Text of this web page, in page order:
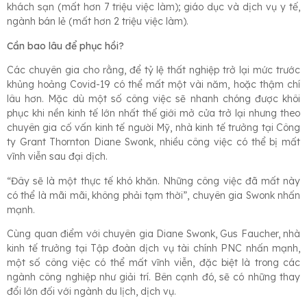
khách sạn (mất hơn 7 triệu việc làm); giáo dục và dịch vụ y tế,
ngành bán lẻ (mất hơn 2 triệu việc làm).
Cần bao lâu để phục hồi?
Các chuyên gia cho rằng, để tỷ lệ thất nghiệp trở lại mức trước
khủng hoảng Covid-19 có thể mất một vài năm, hoặc thậm chí
lâu hơn. Mặc dù một số công việc sẽ nhanh chóng được khôi
phục khi nền kinh tế lớn nhất thế giới mở cửa trở lại nhưng theo
chuyên gia cố vấn kinh tế người Mỹ, nhà kinh tế trưởng tại Công
ty Grant Thornton Diane Swonk, nhiều công việc có thể bị mất
vĩnh viễn sau đại dịch.
“Đây sẽ là một thực tế khó khăn. Những công việc đã mất này
có thể là mãi mãi, không phải tạm thời”, chuyên gia Swonk nhấn
mạnh.
Cùng quan điểm với chuyên gia Diane Swonk, Gus Faucher, nhà
kinh tế trưởng tại Tập đoàn dịch vụ tài chính PNC nhấn mạnh,
một số công việc có thể mất vĩnh viễn, đặc biệt là trong các
ngành công nghiệp như giải trí. Bên cạnh đó, sẽ có những thay
đổi lớn đối với ngành du lịch, dịch vụ.